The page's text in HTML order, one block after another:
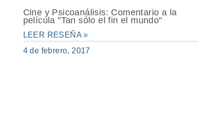
Cine y Psicoanálisis: Comentario a la
película "Tan sólo el fin el mundo"
LEER RESEÑA »
4 de febrero, 2017